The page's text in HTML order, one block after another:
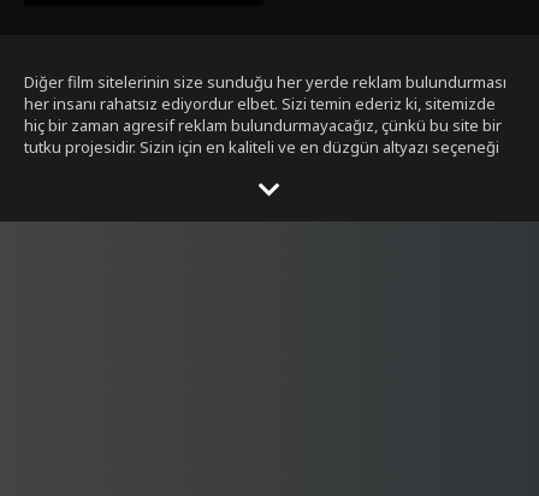
Diğer film sitelerinin size sunduğu her yerde reklam bulundurması
her insanı rahatsız ediyordur elbet. Sizi temin ederiz ki, sitemizde
hiç bir zaman agresif reklam bulundurmayacağız, çünkü bu site bir
tutku projesidir. Sizin için en kaliteli ve en düzgün altyazı seçeneği